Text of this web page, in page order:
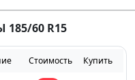
60 R15
Стоимость Купить